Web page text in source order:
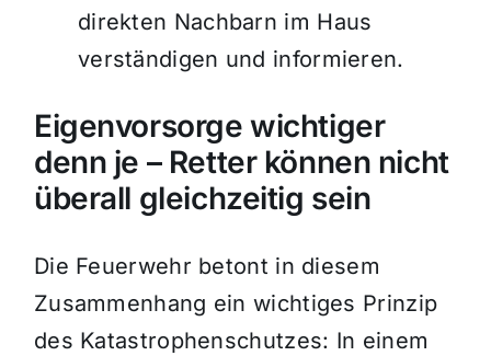
direkten Nachbarn im Haus
verständigen und informieren.
Eigenvorsorge wichtiger
denn je – Retter können nicht
überall gleichzeitig sein
Die Feuerwehr betont in diesem
Zusammenhang ein wichtiges Prinzip
des Katastrophenschutzes: In einem